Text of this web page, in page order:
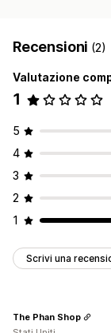
Recensioni (2)
Valutazione
1
5
4
3
2
1
Scrivi una
The Phan Shop